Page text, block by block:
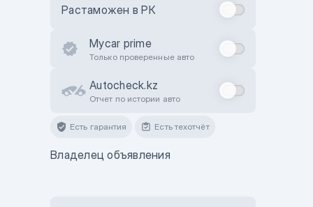
Растаможен в РК
Mycar prime
Только проверенные авто
Autocheck.kz
Отчет по истории авто
Есть гарантия Есть техотчёт
Владелец объявления